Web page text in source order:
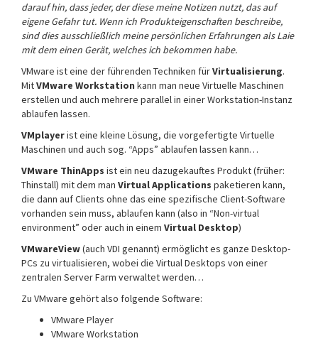
darauf hin, dass jeder, der diese meine Notizen nutzt, das auf
eigene Gefahr tut. Wenn ich Produkteigenschaften beschreibe,
sind dies ausschließlich meine persönlichen Erfahrungen als Laie
mit dem einen Gerät, welches ich bekommen habe.
VMware ist eine der führenden Techniken fürVirtualisierung.
MitVMware Workstation kann man neue Virtuelle Maschinen
erstellen und auch mehrere parallel in einer Workstation-Instanz
ablaufen lassen.
VMplayerist eine kleine Lösung, die vorgefertigte Virtuelle
Maschinen und auch sog. “Apps” ablaufen lassen kann…
VMware ThinApps ist ein neu dazugekauftes Produkt (früher:
Thinstall) mit dem man Virtual Applications paketieren kann,
die dann auf Clients ohne das eine spezifische Client-Software
vorhanden sein muss, ablaufen kann (also in “Non-virtual
environment” oder auch in einem Virtual Desktop)
VMwareView(auch VDI genannt) ermöglicht es ganze Desktop-
PCs zu virtualisieren, wobei die Virtual Desktops von einer
zentralen Server Farm verwaltet werden…
Zu VMware gehört also folgende Software:
VMware Player
VMware Workstation